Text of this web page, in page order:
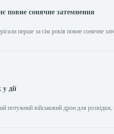
повне сонячне затемнення
перше за сім років повне сонячне
дії
потужний військовий дрон для розвідки,